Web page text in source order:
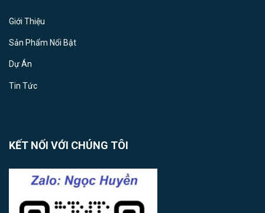
Giới Thiệu
Sản Phẩm Nổi Bật
Dự Án
Tin Tức
KẾT NỐI VỚI CHÚNG TÔI